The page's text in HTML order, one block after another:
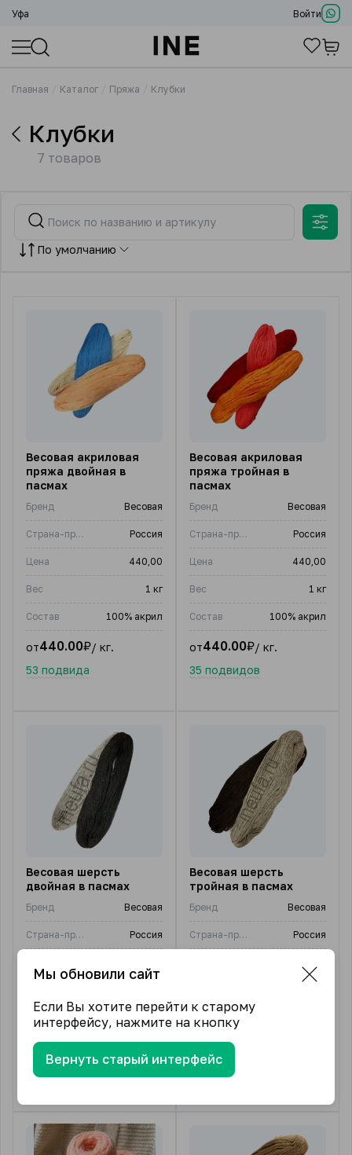
Уфа Войти
Главная Каталог Пряжа Клубки
Клубки
7 товаров
По умолчанию
Весовая акриловая
пряжа двойная в
пасмах
Бренд Весовая
Страна-производитель Россия
Цена 440,00
Вес 1 кг
Состав 100% акрил
от440.00₽/ кг.
53 подвида
Весовая акриловая
пряжа тройная в
пасмах
Бренд Весовая
Страна-производитель Россия
Цена 440,00
Вес 1 кг
Состав 100% акрил
от440.00₽/ кг.
35 подвидов
Весовая шерсть
двойная в пасмах
Бренд Весовая
Страна-производитель Россия
100% шерсть
от 440.00₽
5 подвидов
Весовая шерсть
тройная в пасмах
Бренд Весовая
Страна-производитель Россия
440.00
2 подвида
Мы обновили сайт
Если Вы хотите перейти к старому
интерфейсу, нажмите на кнопку
Вернуть старый интерфейс